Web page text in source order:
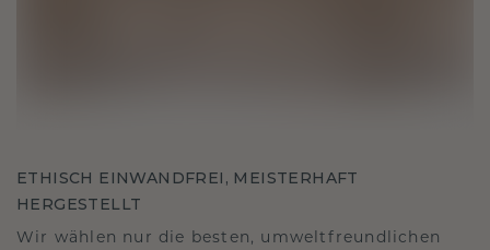
ETHISCH EINWANDFREI, MEISTERHAFT
HERGESTELLT
Wir wählen nur die besten, umweltfreundlichen